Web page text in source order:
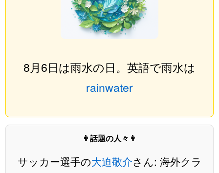
8月6日は雨水の日。英語で雨水は
rainwater
👨話題の人々👩
サッカー選手の大迫敬介さん: 海外クラ